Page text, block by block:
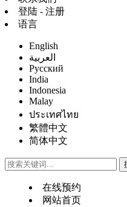
登陆 - 注册
语言
English
العربية
Русский
India
Indonesia
Malay
ประเทศไทย
繁體中文
简体中文
在线预约
网站首页